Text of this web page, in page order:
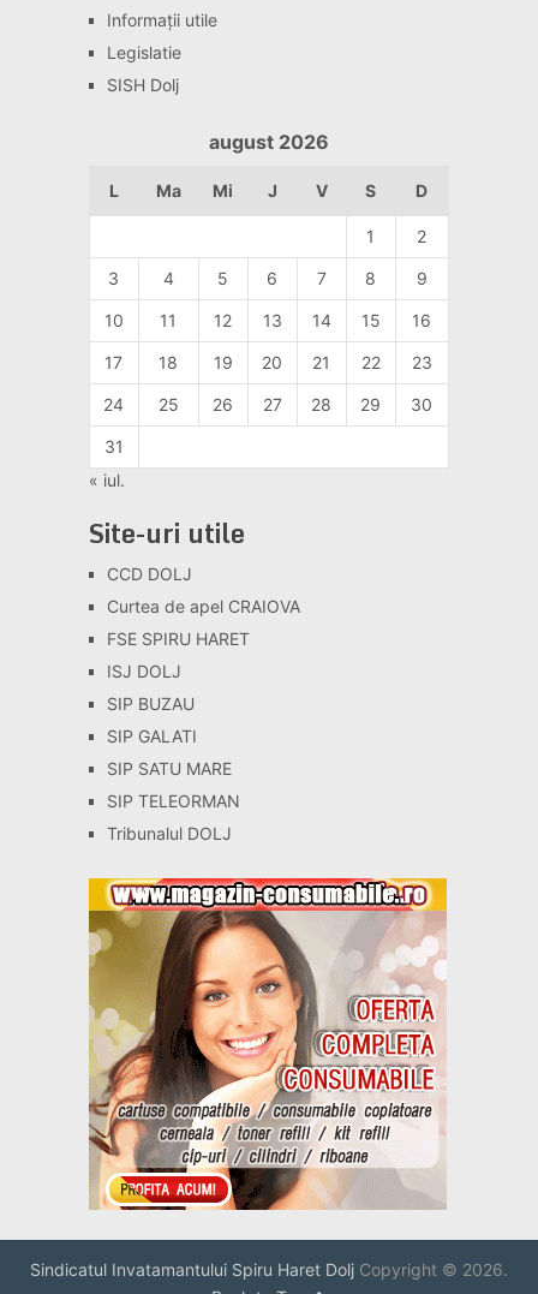
Informaţii utile
Legislatie
SISH Dolj
august 2026
L Ma Mi J V S D
1 2
3 4 5 6 7 8 9
10 11 12 13 14 15 16
17 18 19 20 21 22 23
24 25 26 27 28 29 30
31
« iul.
Site-uri utile
CCD DOLJ
Curtea de apel CRAIOVA
FSE SPIRU HARET
ISJ DOLJ
SIP BUZAU
SIP GALATI
SIP SATU MARE
SIP TELEORMAN
Tribunalul DOLJ
Sindicatul Invatamantului Spiru Haret DoljCopyright © 2026.